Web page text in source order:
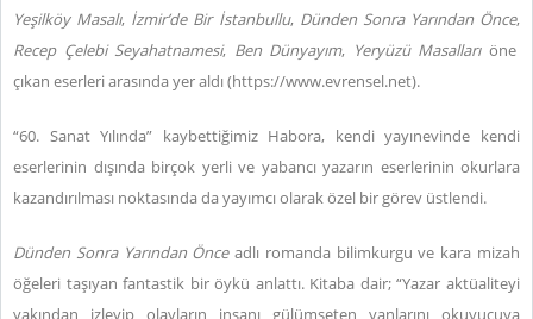
Yeşilköy Masalı, İzmir’de Bir İstanbullu,Dünden Sonra Yarından Önce,
Recep Çelebi Seyahatnamesi, Ben Dünyayım, Yeryüzü Masallarıöne
çıkan eserleri arasında yer aldı (https://www.evrensel.net).
“60. Sanat Yılında” kaybettiğimiz Habora, kendi yayınevinde kendi
eserlerinin dışında birçok yerli ve yabancı yazarın eserlerinin okurlara
kazandırılması noktasında da yayımcı olarak özel bir görev üstlendi.
Dünden Sonra Yarından Önceadlı romanda bilimkurgu ve kara mizah
öğeleri taşıyan fantastik bir öykü anlattı. Kitaba dair; “Yazar aktüaliteyi
yakından izleyip olayların insanı gülümseten yanlarını okuyucuya